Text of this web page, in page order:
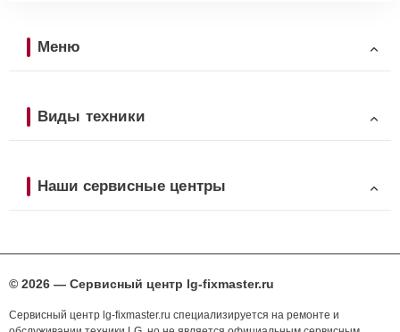
Меню
Виды техники
Наши сервисные центры
© 2026 — Сервисный центр lg-fixmaster.ru
Сервисный центр lg-fixmaster.ru специализируется на ремонте и